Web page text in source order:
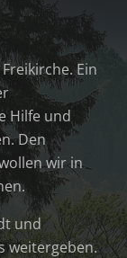
Ein
Hilfe und
Den
wir in
und
weitergeben.